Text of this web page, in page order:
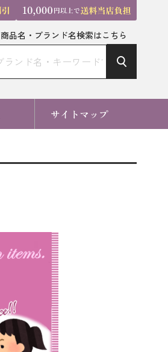
商品名・ブランド名検索はこちら
サイトマップ